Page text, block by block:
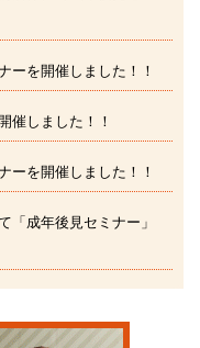
ーを開催しました！！
催しました！！
ーを開催しました！！
成年後見セミナー」